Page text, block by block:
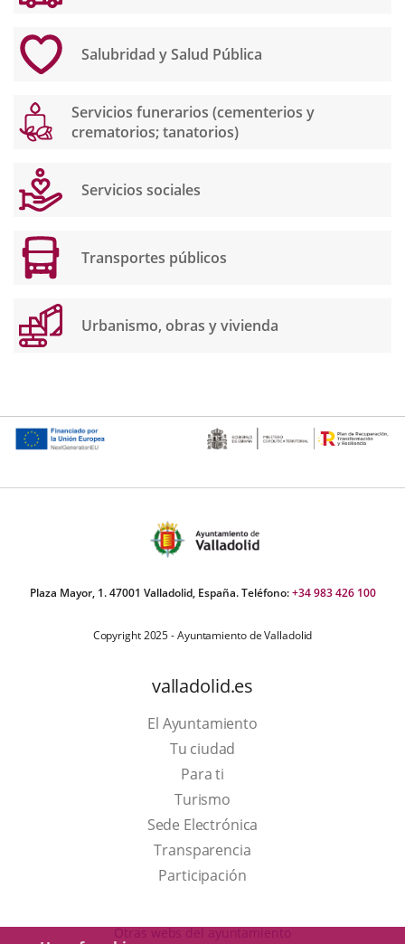
Salubridad y Salud Pública
Servicios funerarios (cementerios y
crematorios; tanatorios)
Servicios sociales
Transportes públicos
Urbanismo, obras y vivienda
Plaza Mayor, 1. 47001 Valladolid, España. Teléfono:+34 983 426 100
Copyright 2025 - Ayuntamiento de Valladolid
valladolid.es
El Ayuntamiento
Tu ciudad
Para ti
TurismoThis
link
will
open
a
Sede Electrónica
Transparencia
Participación
Otras webs del ayuntamiento